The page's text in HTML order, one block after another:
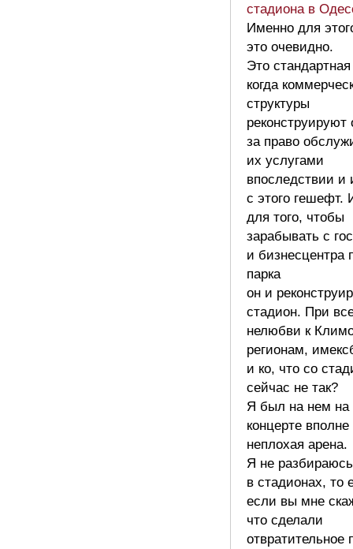
стадиона в
Именно для
это очевидно.
Это стандартная
когда
структуры
реконструируют
за право
их услугами
впоследствии и
с этого гешефт.
для того, чтобы
зарабывать с
и бизнесцентра
парка
он и
стадион. При
нелюбви к
регионам,
и ко, что со
сейчас не так?
Я был на нем на
концерте
неплохая арена.
Я не разбираюсь
в стадионах, то
если вы мне
что сделали
отвратительное